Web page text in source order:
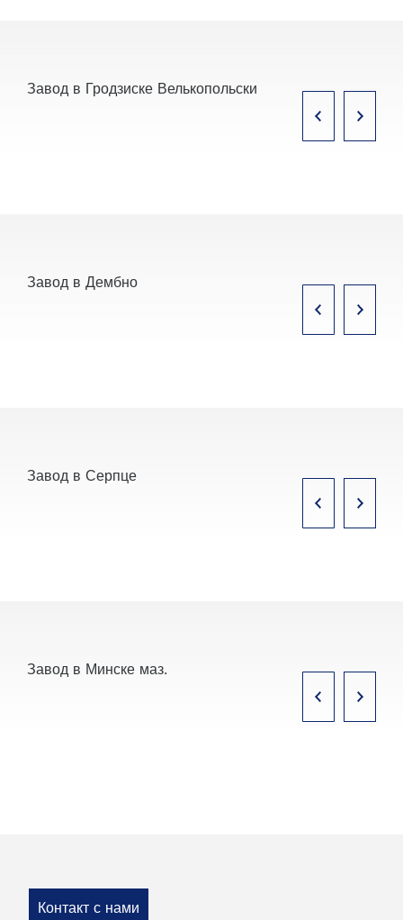
Завод в Гродзиске Велькопольски
Завод в Дембно
Завод в Серпце
Завод в Минске маз.
Контакт с нами